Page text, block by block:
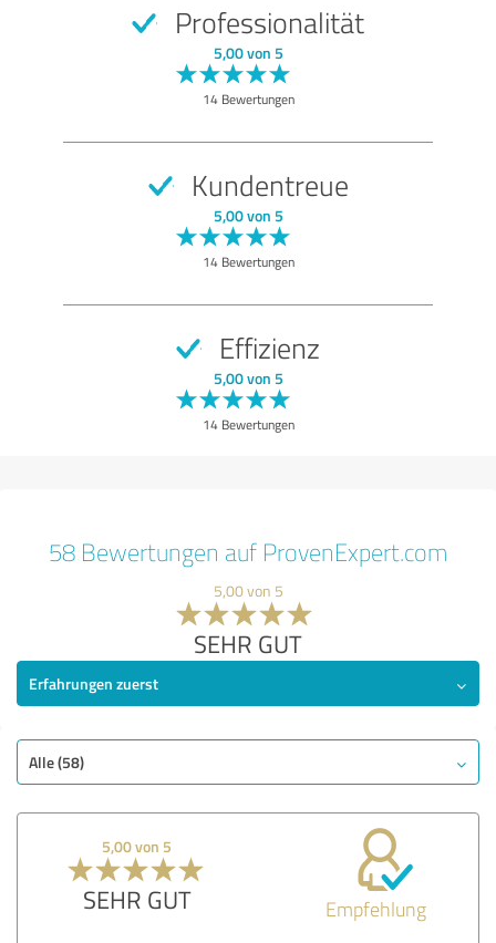
Professionalität
5,00 von 5
14 Bewertungen
Kundentreue
5,00 von 5
14 Bewertungen
Effizienz
5,00 von 5
14 Bewertungen
58 Bewertungen auf ProvenExpert.com
5,00 von 5
SEHR GUT
Erfahrungen zuerst
Alle (58)
5,00 von 5
SEHR GUT Empfehlung